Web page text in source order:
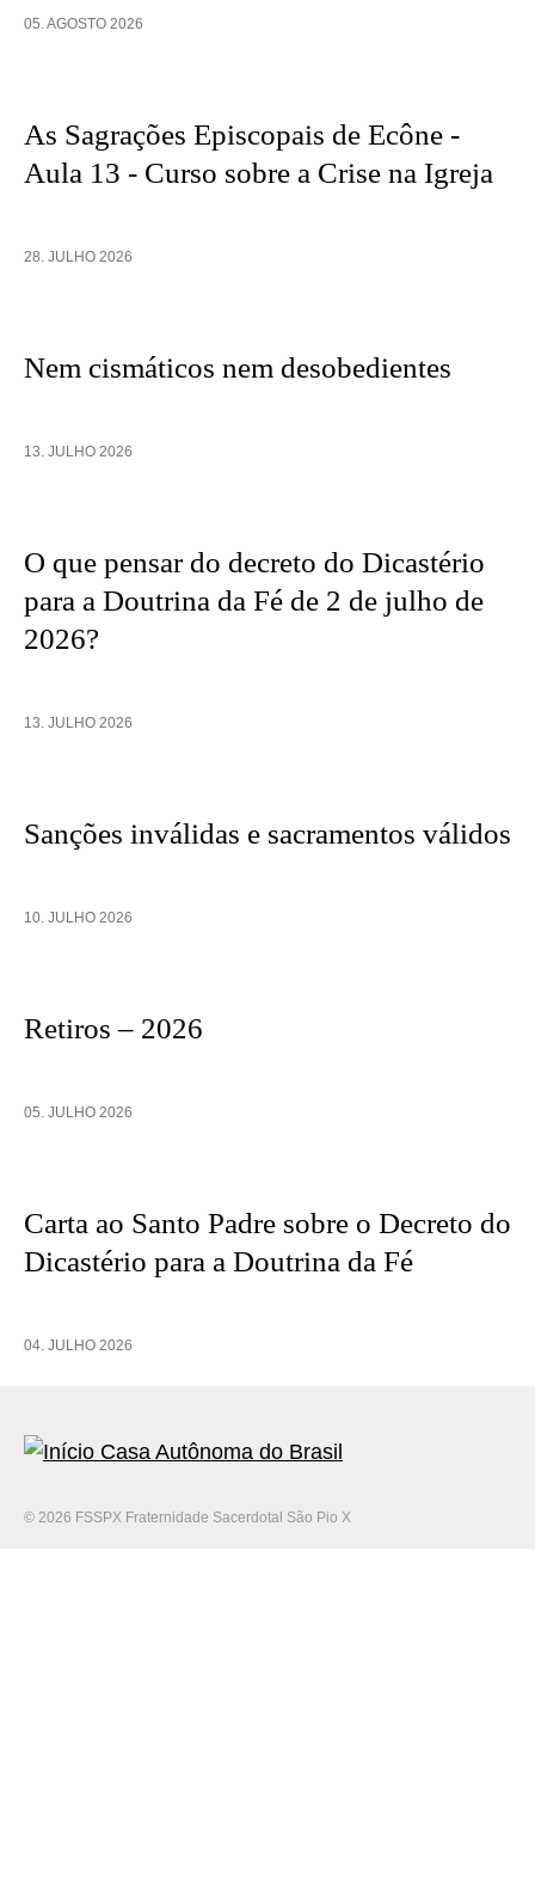
05. AGOSTO 2026
As Sagrações Episcopais de Ecône -
Aula 13 - Curso sobre a Crise na Igreja
28. JULHO 2026
Nem cismáticos nem desobedientes
13. JULHO 2026
O que pensar do decreto do Dicastério
para a Doutrina da Fé de 2 de julho de
2026?
13. JULHO 2026
Sanções inválidas e sacramentos válidos
10. JULHO 2026
Retiros – 2026
05. JULHO 2026
Carta ao Santo Padre sobre o Decreto do
Dicastério para a Doutrina da Fé
04. JULHO 2026
© 2026 FSSPX Fraternidade Sacerdotal São Pio X